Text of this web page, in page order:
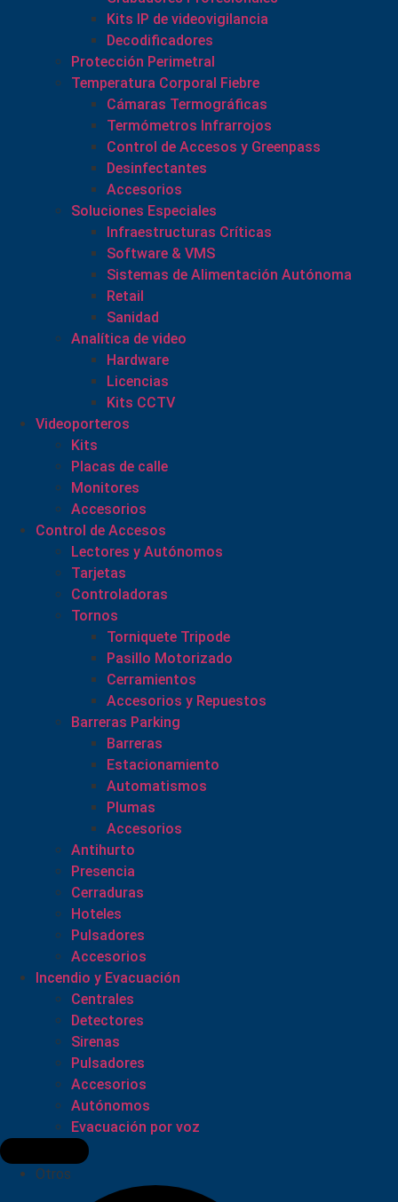
Kits IP de videovigilancia
Decodificadores
Protección Perimetral
Temperatura Corporal Fiebre
Cámaras Termográficas
Termómetros Infrarrojos
Control de Accesos y Greenpass
Desinfectantes
Accesorios
Soluciones Especiales
Infraestructuras Críticas
Software & VMS
Sistemas de Alimentación Autónoma
Retail
Sanidad
Analítica de video
Hardware
Licencias
Kits CCTV
Videoporteros
Kits
Placas de calle
Monitores
Accesorios
Control de Accesos
Lectores y Autónomos
Tarjetas
Controladoras
Tornos
Torniquete Tripode
Pasillo Motorizado
Cerramientos
Accesorios y Repuestos
Barreras Parking
Barreras
Estacionamiento
Automatismos
Plumas
Accesorios
Antihurto
Presencia
Cerraduras
Hoteles
Pulsadores
Accesorios
Incendio y Evacuación
Centrales
Detectores
Sirenas
Pulsadores
Accesorios
Autónomos
Evacuación por voz
Otros